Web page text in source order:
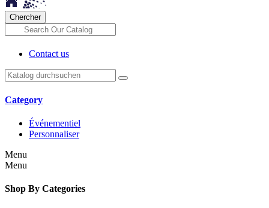
Chercher
Contact us
Category
Événementiel
Personnaliser
Menu
Menu
Shop By Categories